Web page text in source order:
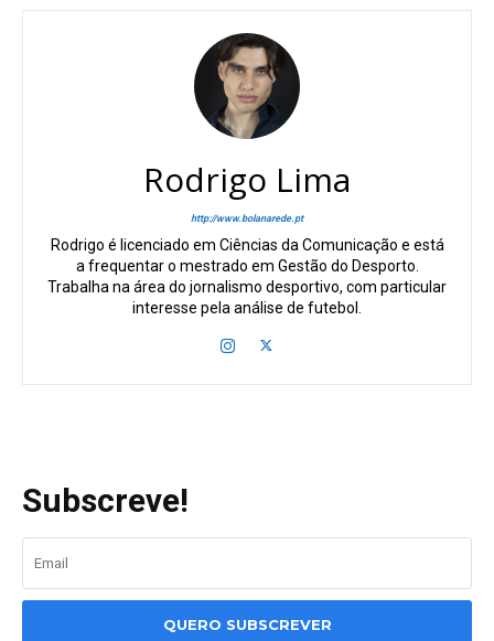
Rodrigo Lima
http://www.bolanarede.pt
Rodrigo é licenciado em Ciências da Comunicação e está
a frequentar o mestrado em Gestão do Desporto.
Trabalha na área do jornalismo desportivo, com particular
interesse pela análise de futebol.
Subscreve!
QUERO SUBSCREVER